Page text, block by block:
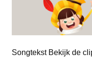
Songtekst Bekijk de